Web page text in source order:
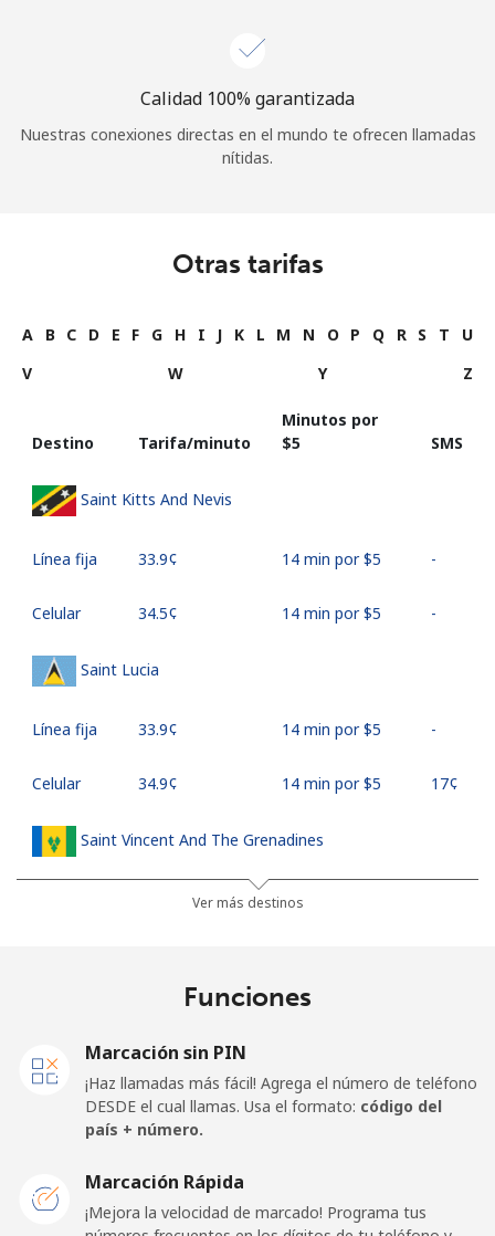
Calidad 100% garantizada
Nuestras conexiones directas en el mundo te ofrecen llamadas
nítidas.
Otras tarifas
A B C D E F G H I J K L M N O P Q R S T
U
V
W Y Z
Destino Tarifa/minuto
Minutos por
⁦$5⁩
SMS
Saint Kitts And Nevis
Línea fija ⁦33.9¢⁩ 14 min por ⁦$5⁩ -
Celular ⁦34.5¢⁩ 14 min por ⁦$5⁩ -
Saint Lucia
Línea fija ⁦33.9¢⁩ 14 min por ⁦$5⁩ -
Celular ⁦34.9¢⁩ 14 min por ⁦$5⁩ ⁦17¢⁩
Saint Vincent And The Grenadines
16 min por ⁦$5⁩
Línea fija
⁦133.9¢⁩
San Marino
Ver más destinos
Funciones
Marcación sin PIN
¡Haz llamadas más fácil! Agrega el número de teléfono
DESDE el cual llamas. Usa el formato: código del
país + número.
Marcación Rápida
¡Mejora la velocidad de marcado! Programa tus